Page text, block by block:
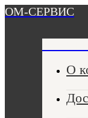
ОМ-СЕРВИС
О